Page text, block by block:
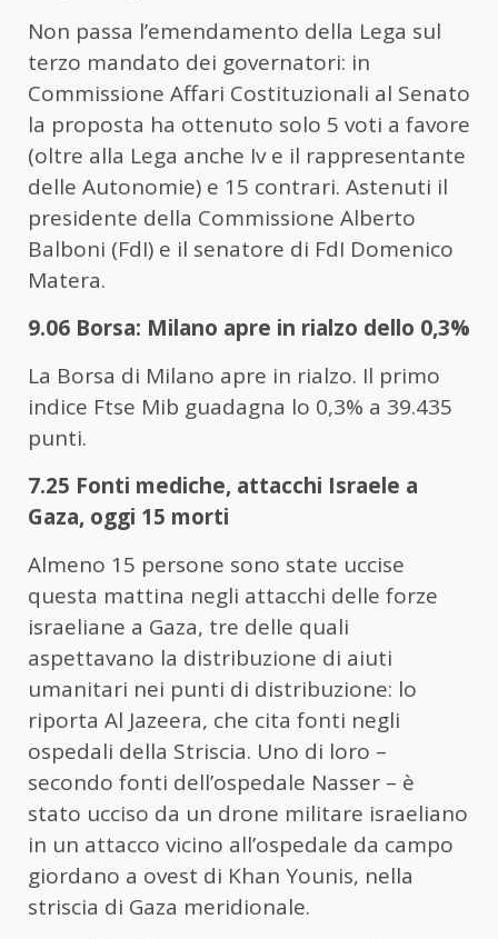
Non passa l’emendamento della Lega sul
terzo mandato dei governatori: in
Commissione Affari Costituzionali al Senato
la proposta ha ottenuto solo 5 voti a favore
(oltre alla Lega anche Iv e il rappresentante
delle Autonomie) e 15 contrari. Astenuti il
presidente della Commissione Alberto
Balboni (FdI) e il senatore di FdI Domenico
Matera.
9.06 Borsa: Milano apre in rialzo dello 0,3%
La Borsa di Milano apre in rialzo. Il primo
indice Ftse Mib guadagna lo 0,3% a 39.435
punti.
7.25 Fonti mediche, attacchi Israele a
Gaza, oggi 15 morti
Almeno 15 persone sono state uccise
questa mattina negli attacchi delle forze
israeliane a Gaza, tre delle quali
aspettavano la distribuzione di aiuti
umanitari nei punti di distribuzione: lo
riporta Al Jazeera, che cita fonti negli
ospedali della Striscia. Uno di loro –
secondo fonti dell’ospedale Nasser – è
stato ucciso da un drone militare israeliano
in un attacco vicino all’ospedale da campo
giordano a ovest di Khan Younis, nella
striscia di Gaza meridionale.